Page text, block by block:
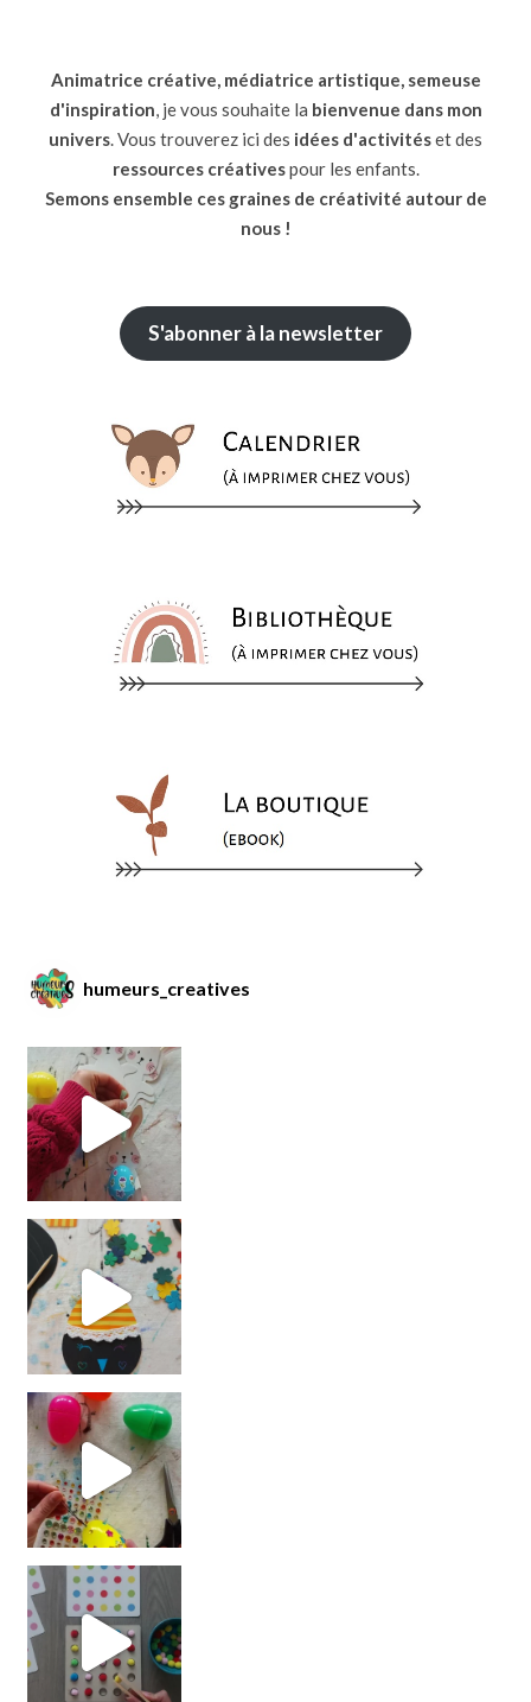
Animatrice créative, médiatrice artistique, semeuse
d'inspiration, je vous souhaite la bienvenue dans mon
univers. Vous trouverez ici des idées d'activitéset des
ressources créativespour les enfants.
Semons ensemble ces graines de créativité autour de
nous !
S'abonner à la newsletter
humeurs_creatives